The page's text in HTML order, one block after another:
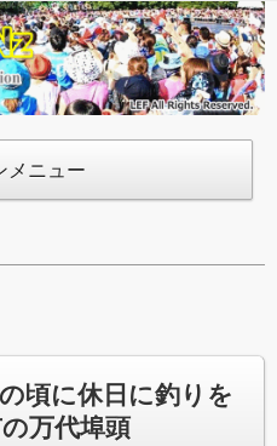
メニュー
頃に休日に釣りを
万代埠頭